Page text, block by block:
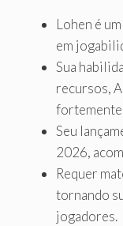
Lohen é
em
Sua
recursos,
fortemente
Seu
2026,
Requer
tornando
jogadores.